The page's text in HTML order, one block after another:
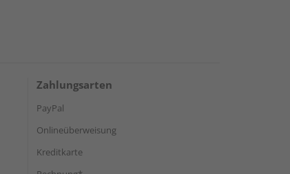
Zahlungsarten
PayPal
Onlineüberweisung
Kreditkarte